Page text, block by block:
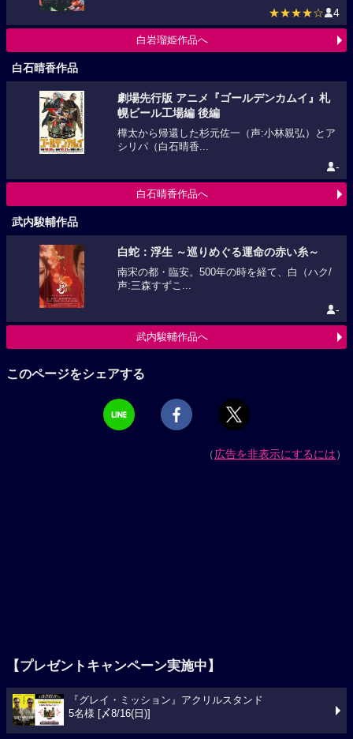
★★★★☆ 4
白岩瑠姫作品へ
白石晴香作品
劇場先行版 アニメ『ゴールデンカムイ』札
幌ビール工場編 後編
樺太から帰還した杉元佐一（声:小林親弘）とア
シリパ（白石晴香...
-
白石晴香作品へ
武内駿輔作品
白蛇：浮生 ～巡りめぐる運命の赤い糸～
南宋の都・臨安。500年の時を経て、白（ハク/
声:三森すずこ...
-
武内駿輔作品へ
このページをシェアする
（広告を非表示にするには）
【プレゼントキャンペーン実施中】
『グレイ・ミッション』アクリルスタンド
5名様 [〆8/16(日)]